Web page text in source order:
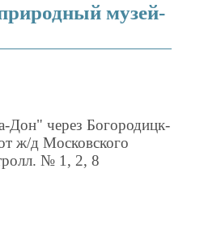
музей-
Дон" через Богородицк-
ж/д Московского
№ 1, 2, 8